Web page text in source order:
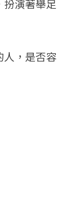
演著舉足
人，是否容